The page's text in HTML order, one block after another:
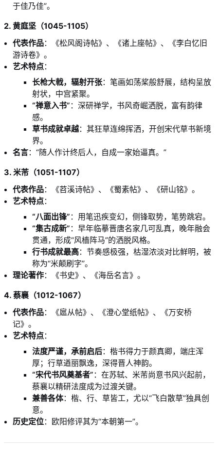
于佳乃佳”。
2. 黄庭坚（1045-1105）
代表作品：《松风阁诗帖》、《诸上座帖》、《李白忆旧
游诗卷》。
艺术特点：
长枪大戟，辐射开张：笔画如荡桨般舒展，结构呈放
射状，中宫紧聚。
“禅意入书” ：深研禅学，书风奇崛洒脱，富有韵律
感。
草书成就卓越：其狂草连绵挥洒，开创宋代草书新境
界。
名言：“随人作计终后人，自成一家始逼真。”
3. 米芾（1051-1107）
代表作品：《苕溪诗帖》、《蜀素帖》、《研山铭》。
艺术特点：
“八面出锋” ：用笔迅疾变幻，侧锋取势，笔势跳宕。
“集古成新” ：早年临摹晋唐名家几可乱真，晚年融会
贯通，形成“风樯阵马”的洒脱风格。
行书成就最高：节奏感极强，枯湿浓淡对比鲜明，被
称为“米颠刷字”。
理论著作：《书史》、《海岳名言》。
4. 蔡襄（1012-1067）
代表作品：《扈从帖》、《澄心堂纸帖》、《万安桥
记》。
艺术特点：
法度严谨，承前启后：楷书得力于颜真卿，端庄浑
厚；行草遒丽飘逸，深得晋人神韵。
“宋代书风奠基者” ：在苏轼、米芾尚意书风兴起前，
蔡襄以精研法度成为过渡关键。
兼善各体：楷、行、草皆工，尤以“飞白散草”独具创
意。
历史定位：欧阳修评其为“本朝第一”。